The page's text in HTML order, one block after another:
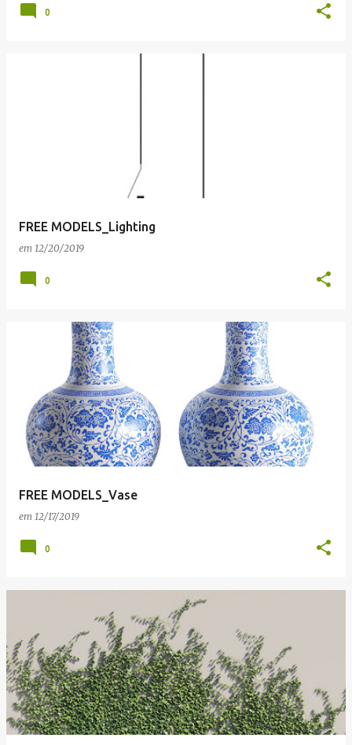
0
FREE MODELS_Lighting
em 12/20/2019
0
FREE MODELS_Vase
em 12/17/2019
0